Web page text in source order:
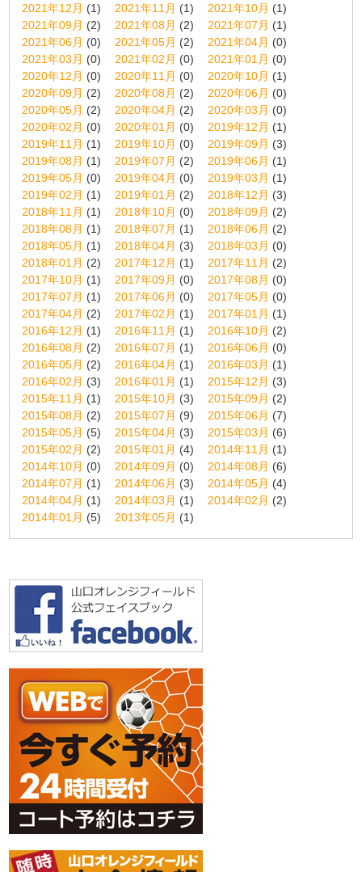
2021年12月 (1) 2021年11月 (1) 2021年10月 (1)
2021年09月 (2) 2021年08月 (2) 2021年07月 (1)
2021年06月 (0) 2021年05月 (2) 2021年04月 (0)
2021年03月 (0) 2021年02月 (0) 2021年01月 (0)
2020年12月 (0) 2020年11月 (0) 2020年10月 (1)
2020年09月 (2) 2020年08月 (2) 2020年06月 (0)
2020年05月 (2) 2020年04月 (2) 2020年03月 (0)
2020年02月 (0) 2020年01月 (0) 2019年12月 (1)
2019年11月 (1) 2019年10月 (0) 2019年09月 (3)
2019年08月 (1) 2019年07月 (2) 2019年06月 (1)
2019年05月 (0) 2019年04月 (0) 2019年03月 (1)
2019年02月 (1) 2019年01月 (2) 2018年12月 (3)
2018年11月 (1) 2018年10月 (0) 2018年09月 (2)
2018年08月 (1) 2018年07月 (1) 2018年06月 (2)
2018年05月 (1) 2018年04月 (3) 2018年03月 (0)
2018年01月 (2) 2017年12月 (1) 2017年11月 (2)
2017年10月 (1) 2017年09月 (0) 2017年08月 (0)
2017年07月 (1) 2017年06月 (0) 2017年05月 (0)
2017年04月 (2) 2017年02月 (1) 2017年01月 (1)
2016年12月 (1) 2016年11月 (1) 2016年10月 (2)
2016年08月 (2) 2016年07月 (1) 2016年06月 (0)
2016年05月 (2) 2016年04月 (1) 2016年03月 (1)
2016年02月 (3) 2016年01月 (1) 2015年12月 (3)
2015年11月 (1) 2015年10月 (3) 2015年09月 (2)
2015年08月 (2) 2015年07月 (9) 2015年06月 (7)
2015年05月 (5) 2015年04月 (3) 2015年03月 (6)
2015年02月 (2) 2015年01月 (4) 2014年11月 (1)
2014年10月 (0) 2014年09月 (0) 2014年08月 (6)
2014年07月 (1) 2014年06月 (3) 2014年05月 (4)
2014年04月 (1) 2014年03月 (1) 2014年02月 (2)
2014年01月 (5) 2013年05月 (1)